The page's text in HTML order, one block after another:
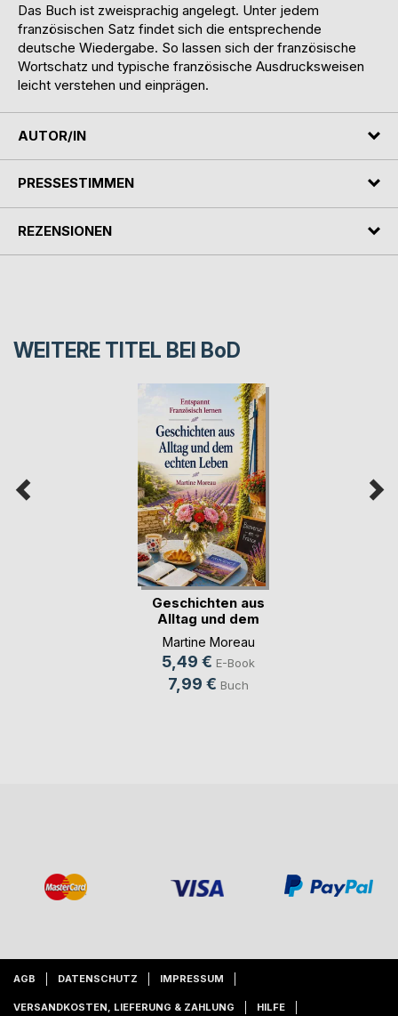
Das Buch ist zweisprachig angelegt. Unter jedem
französischen Satz findet sich die entsprechende
deutsche Wiedergabe. So lassen sich der französische
Wortschatz und typische französische Ausdrucksweisen
leicht verstehen und einprägen.
AUTOR/IN
PRESSESTIMMEN
REZENSIONEN
WEITERE TITEL BEI BoD
Geschichten aus
Alltag und dem
ech(...)
Martine Moreau
5,49 € E-Book
7,99 € Buch
AGB DATENSCHUTZ IMPRESSUM
VERSANDKOSTEN, LIEFERUNG & ZAHLUNG HILFE